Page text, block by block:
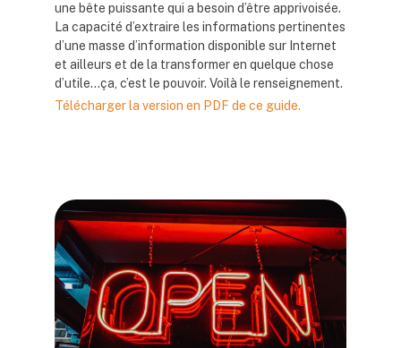
une bête puissante qui a besoin d’être apprivoisée.
La capacité d’extraire les informations pertinentes
d’une masse d’information disponible sur Internet
et ailleurs et de la transformer en quelque chose
d’utile...ça, c’est le pouvoir. Voilà le renseignement.
Télécharger la version en PDF de ce guide.
Blocs
Blocs
Blocs